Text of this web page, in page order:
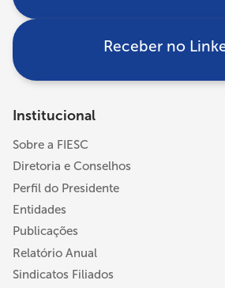
Receber no
Institucional
Sobre a FIESC
Diretoria e Conselhos
Perfil do Presidente
Entidades
Publicações
Relatório Anual
Sindicatos Filiados